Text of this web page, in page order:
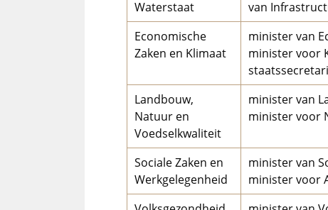
Waterstaat
van
Economische
Zaken en Klimaat
minister van
minister voor
Landbouw,
Natuur en
Voedselkwaliteit
minister van
minister voor
Sociale Zaken en
Werkgelegenheid
minister van
minister voor